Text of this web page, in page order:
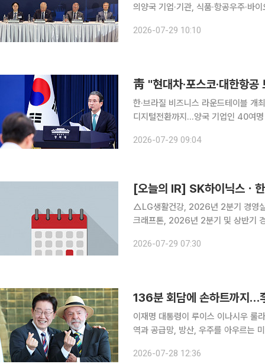
의양국 기업·기관, 식품·항공우주·바이오헬스 MOU 6건 체
투자진흥기관 아펙스브라질과 함께
2026-07-29 10:10
한·브라질 비즈니스 라운드테이블 개
디지털전환까지…양국 기업인 40여명 참석 현대자동차와 포스코, 대한항공 등 한국
2026-07-29 09:04
[오늘의 IR] SK하이닉스ㆍ
△LG생활건강, 2026년 2분기 경영
크래프톤, 2026년 2분기 및 상반기
표 △현대오토에버, 2026년 2분기
2026-07-29 07:30
136분 회담에 손하트까지…
이재명 대통령이 루이스 이나시우 룰
역과 공급망, 방산, 우주를 아우르는
을 정했다면 상파울루에서는 현지 기
2026-07-28 12:36